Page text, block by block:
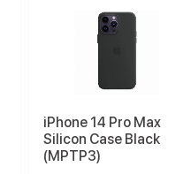
iPhone 14 Pro Max
Silicon Case Black
(MPTP3)